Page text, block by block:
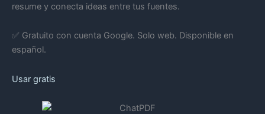
resume y conecta ideas entre tus fuentes.
✅ Gratuito con cuenta Google. Solo web. Disponible en
español.
Usar gratis